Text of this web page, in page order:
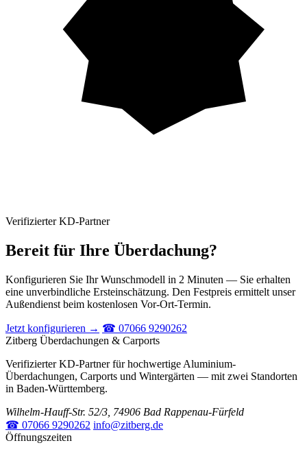
Verifizierter KD-Partner
Bereit für Ihre Überdachung?
Konfigurieren Sie Ihr Wunschmodell in 2 Minuten — Sie erhalten
eine unverbindliche Ersteinschätzung. Den Festpreis ermittelt unser
Außendienst beim kostenlosen Vor-Ort-Termin.
Jetzt konfigurieren → ☎ 07066 9290262
Zitberg Überdachungen & Carports
Verifizierter KD-Partner für hochwertige Aluminium-
Überdachungen, Carports und Wintergärten — mit zwei Standorten
in Baden-Württemberg.
Wilhelm-Hauff-Str. 52/3, 74906 Bad Rappenau-Fürfeld
☎ 07066 9290262 info@zitberg.de
Öffnungszeiten